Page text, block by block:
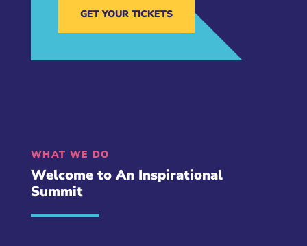
GET YOUR TICKETS
WHAT WE DO
Welcome to An Inspirational
Summit